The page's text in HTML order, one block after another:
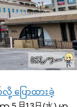
လို့ ပြောထားခဲ့